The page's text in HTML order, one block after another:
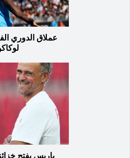
عملاق الدوري
باريس يفتح